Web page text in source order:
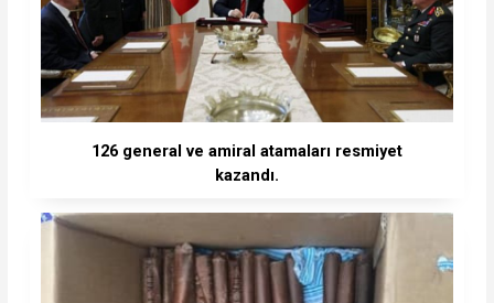
126 general ve amiral atamaları resmiyet
kazandı.